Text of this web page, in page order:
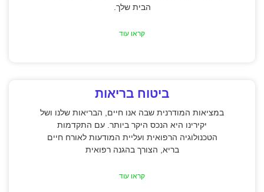
הבית שלך.
קראו עוד
ביטוח בריאות
במציאות המודרנית שבה אנו חיים, הבריאות שלנו ושל
יקירינו היא הנכס היקר ביותר. עם התקדמות
הטכנולוגיה הרפואית ועליית המודעות לאורח חיים
בריא, הצורך בהגנה רפואית
קראו עוד